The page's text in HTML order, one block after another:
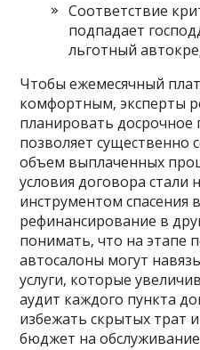
Соответствие
подпадает
льготный
Чтобы ежемесячный
комфортным‚ эксперты
планировать досрочное
позволяет существенно
объем выплаченных
условия договора стали
инструментом спасения
рефинансирование в
понимать‚ что на этапе
автосалоны могут
услуги‚ которые
аудит каждого пункта
избежать скрытых трат
бюджет на обслуживание